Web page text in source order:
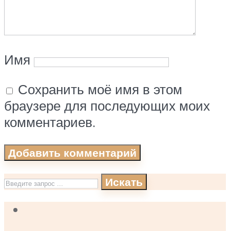
Имя
Сохранить моё имя в этом
браузере для последующих моих
комментариев.
Искать